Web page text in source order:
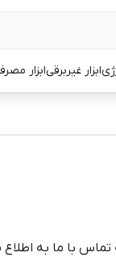
ابزار غیربرقیابزار
با ما به اطلاع